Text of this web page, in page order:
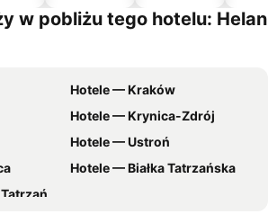
m
w pobliżu tego hotelu: Helan
Hotele — Kraków
Hotele — Krynica-Zdrój
Hotele — Ustroń
Hotele — Białka Tatrzańska